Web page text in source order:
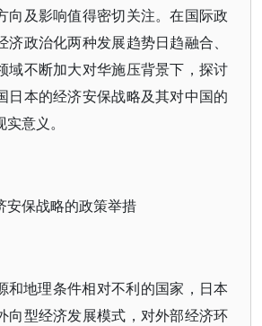
向及影响值得密切关注。在国际政
政治化两种发展趋势日趋融合、
域不断加大对华施压背景下，探讨
日本的经济安保战略及其对中国的
意义。
安保战略的政策举措
和地理条件相对不利的国家，日本
向型经济发展模式，对外部经济环